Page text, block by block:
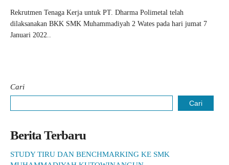
Rekrutmen Tenaga Kerja untuk PT. Dharma Polimetal telah
dilaksanakan BKK SMK Muhammadiyah 2 Wates pada hari jumat 7
Januari 2022..
Cari
Cari
Berita Terbaru
STUDY TIRU DAN BENCHMARKING KE SMK